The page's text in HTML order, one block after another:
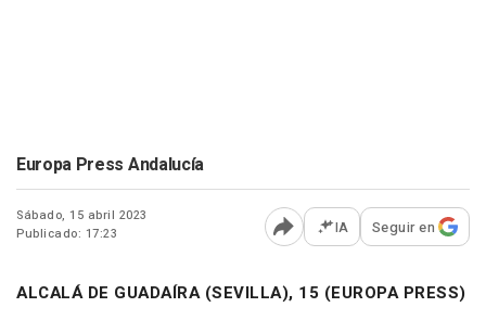
Europa Press Andalucía
Sábado, 15 abril 2023
Publicado: 17:23
Abrir opciones para
IA Seguir en
ALCALÁ DE GUADAÍRA (SEVILLA), 15 (EUROPA PRESS)